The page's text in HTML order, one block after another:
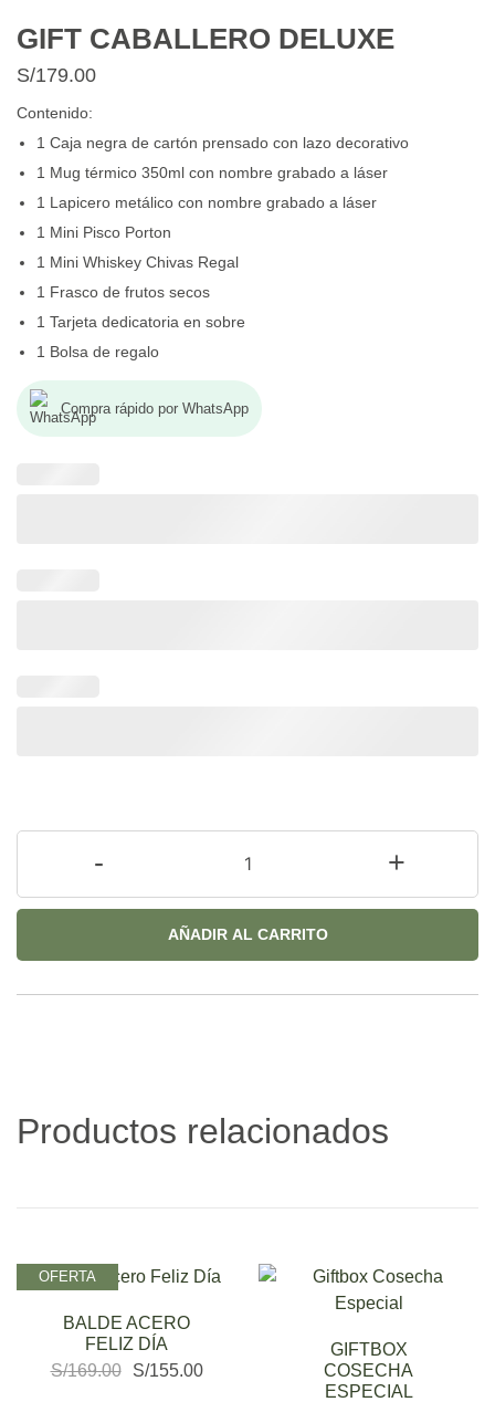
GIFT CABALLERO DELUXE
S/179.00
Contenido:
1 Caja negra de cartón prensado con lazo decorativo
1 Mug térmico 350ml con nombre grabado a láser
1 Lapicero metálico con nombre grabado a láser
1 Mini Pisco Porton
1 Mini Whiskey Chivas Regal
1 Frasco de frutos secos
1 Tarjeta dedicatoria en sobre
1 Bolsa de regalo
Compra rápido por WhatsApp
- +
AÑADIR AL CARRITO
Productos relacionados
OFERTA
BALDE ACERO
FELIZ DÍA
S/169.00 S/155.00
GIFTBOX
COSECHA
ESPECIAL